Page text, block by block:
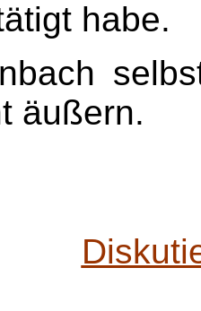
habe.
äußern.